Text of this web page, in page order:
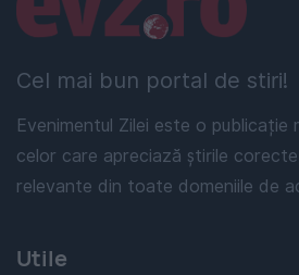
Cel mai bun portal de stiri!
Evenimentul Zilei este o publicație
celor care apreciază știrile
relevante din toate domeniile de
Utile